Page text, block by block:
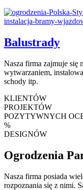
Balustrady
Nasza firma zajmuje się
wytwarzaniem,
schody itp.
KLIENTÓW
PROJEKTÓW
POZYTYWNYCH
%
DESIGNÓW
Ogrodzenia
Nasza firma posiada
rozpoznania się z nimi.